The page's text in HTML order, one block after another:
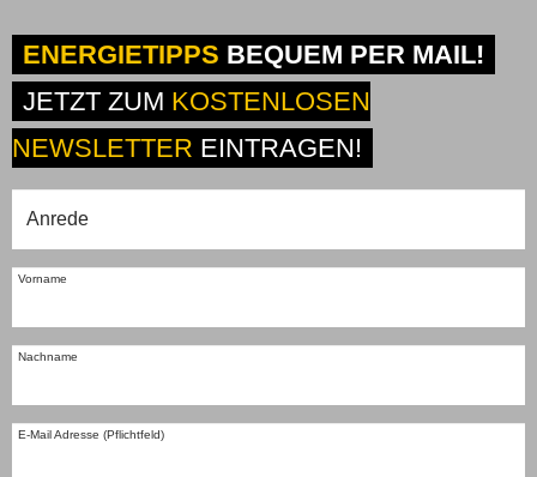
ENERGIETIPPS BEQUEM PER MAIL!
JETZT ZUM KOSTENLOSEN
NEWSLETTER EINTRAGEN!
Vorname
Nachname
E-Mail Adresse (Pflichtfeld)